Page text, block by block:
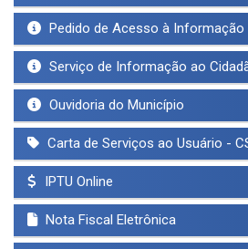
Pedido de Acesso à Informação
Serviço de Informação ao
Ouvidoria do Município
Carta de Serviços ao Usuário -
IPTU Online
Nota Fiscal Eletrônica